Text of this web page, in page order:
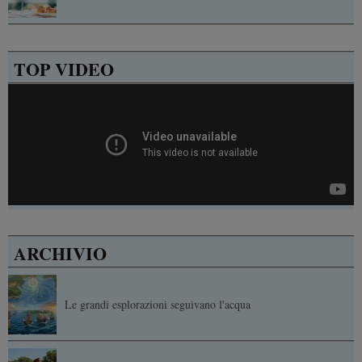
TOP VIDEO
ARCHIVIO
Le grandi esplorazioni seguivano l'acqua